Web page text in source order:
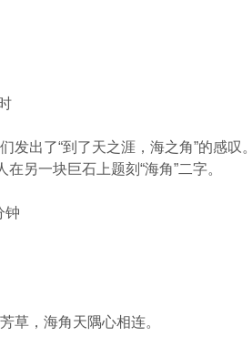
发出了“到了天之涯，海之角”的感叹
另一块巨石上题刻“海角”二字。
钟
草，海角天隅心相连。